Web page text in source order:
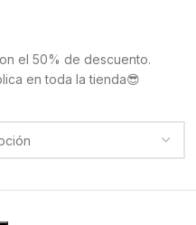
el 50% de descuento.
en toda la tienda😎